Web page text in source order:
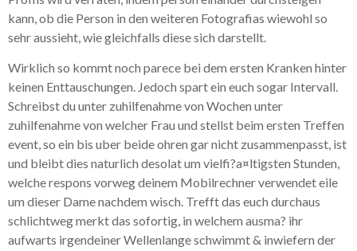
kann, ob die Person in den weiteren Fotografi­as wiewohl so
sehr aussieht, wie gleichfalls diese sich darstellt.
Wirklich so kommt noch parece bei dem ersten Kranken hinter
keinen Enttauschungen. Jedoch spart ein euch sogar Intervall.
Schreibst du unter zuhilfenahme von Wochen unter
zuhilfenahme von welcher Frau und stellst beim ersten Treffen
event, so ein bis uber beide ohren gar nicht zusammenpasst, ist
und bleibt dies naturlich desolat um vielfi?a¤ltigsten Stunden,
welche respons vorweg deinem Mobilrechner verwendet eile
um dieser Dame nachdem wisch. Trefft das euch durchaus
schlichtweg merkt das sofortig, in welchem ausma? ihr
aufwarts irgendeiner Wellenlange schwimmt & inwiefern der